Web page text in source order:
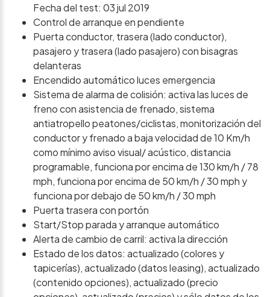
Fecha del test: 03 jul 2019
Control de arranque en pendiente
Puerta conductor, trasera (lado conductor),
pasajero y trasera (lado pasajero) con bisagras
delanteras
Encendido automático luces emergencia
Sistema de alarma de colisión: activa las luces de
freno con asistencia de frenado, sistema
antiatropello peatones/ciclistas, monitorización del
conductor y frenado a baja velocidad de 10 Km/h
como mínimo aviso visual/ acústico, distancia
programable, funciona por encima de 130 km/h / 78
mph, funciona por encima de 50 km/h / 30 mph y
funciona por debajo de 50 km/h / 30 mph
Puerta trasera con portón
Start/Stop parada y arranque automático
Alerta de cambio de carril: activa la dirección
Estado de los datos: actualizado (colores y
tapicerías), actualizado (datos leasing), actualizado
(contenido opciones), actualizado (precio